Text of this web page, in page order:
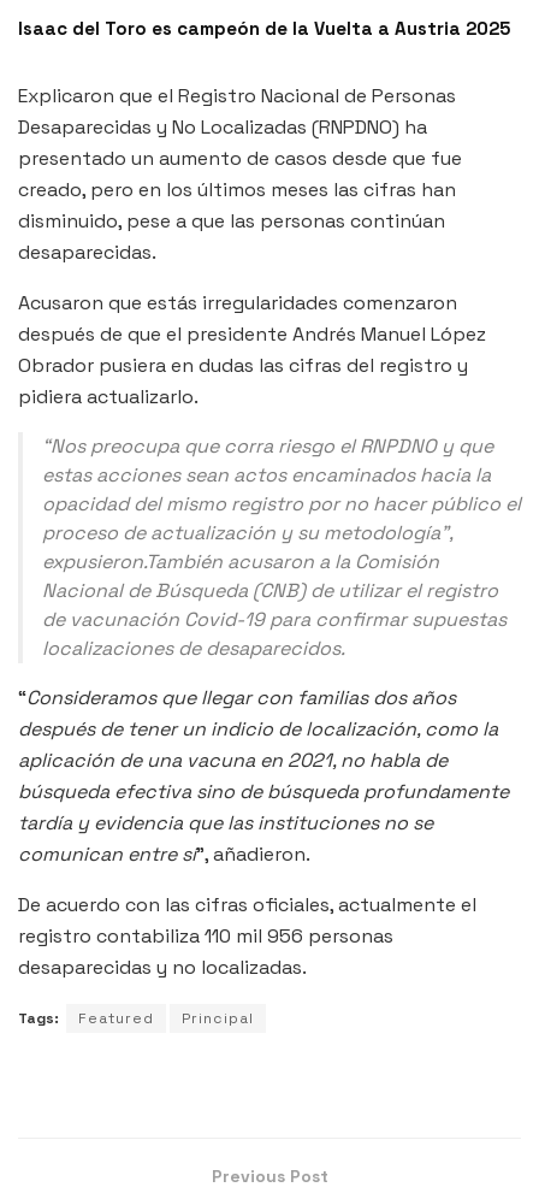
Isaac del Toro es campeón de la Vuelta a Austria 2025
Explicaron que el Registro Nacional de Personas
Desaparecidas y No Localizadas (RNPDNO) ha
presentado un aumento de casos desde que fue
creado, pero en los últimos meses las cifras han
disminuido, pese a que las personas continúan
desaparecidas.
Acusaron que estás irregularidades comenzaron
después de que el presidente Andrés Manuel López
Obrador pusiera en dudas las cifras del registro y
pidiera actualizarlo.
“Nos preocupa que corra riesgo el RNPDNO y que
estas acciones sean actos encaminados hacia la
opacidad del mismo registro por no hacer público el
proceso de actualización y su metodología”,
expusieron.También acusaron a la Comisión
Nacional de Búsqueda (CNB) de utilizar el registro
de vacunación Covid-19 para confirmar supuestas
localizaciones de desaparecidos.
“Consideramos que llegar con familias dos años
después de tener un indicio de localización, como la
aplicación de una vacuna en 2021, no habla de
búsqueda efectiva sino de búsqueda profundamente
tardía y evidencia que las instituciones no se
comunican entre sí”, añadieron.
De acuerdo con las cifras oficiales, actualmente el
registro contabiliza 110 mil 956 personas
desaparecidas y no localizadas.
Tags: Featured Principal
Previous Post